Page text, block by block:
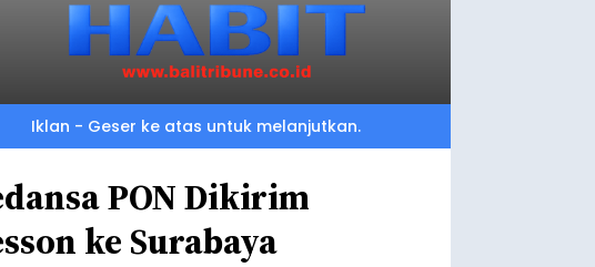
Iklan - Geser ke atas untuk melanjutkan.
PON Dikirim
ke Surabaya